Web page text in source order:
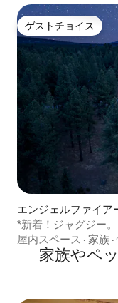
ゲストチョイス
ゲストチョイス
エンジェルファイア
*新着！ジャグジー
でご宿泊いただけま
屋内スペース · 家族 ·
家族やペ